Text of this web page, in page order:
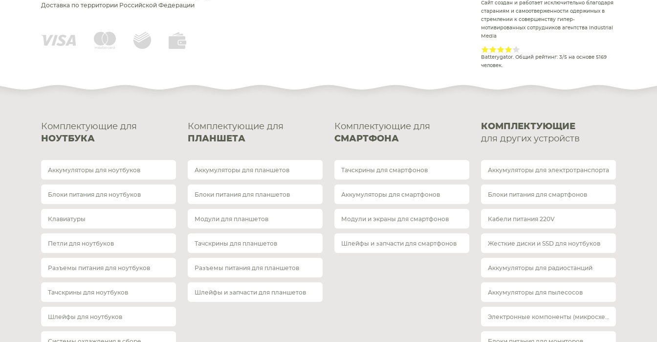
Доставка по территории Российской Федерации
Сайт создан и работает исключительно благодаря
стараниям и самоотверженности одержимых в
стремлении к совершенству гипер-
мотивированных сотрудников агентства Industrial
Media
Batterygator. Общий рейтинг: 3/5 на основе 5169
человек.
Комплектующие для
НОУТБУКА
Аккумуляторы для ноутбуков
Блоки питания для ноутбуков
Клавиатуры
Петли для ноутбуков
Разъемы питания для ноутбуков
Тачскрины для ноутбуков
Шлейфы для ноутбуков
Комплектующие для
ПЛАНШЕТА
Аккумуляторы для планшетов
Блоки питания для планшетов
Модули для планшетов
Тачскрины для планшетов
Разъемы питания для планшетов
Шлейфы и запчасти для планшетов
Комплектующие для
СМАРТФОНА
Тачскрины для смартфонов
Аккумуляторы для смартфонов
Модули и экраны для смартфонов
Шлейфы и запчасти для смартфонов
КОМПЛЕКТУЮЩИЕ
для других устройств
Аккумуляторы для электротранспорта
Блоки питания для смартфонов
Кабели питания 220V
Жесткие диски и SSD для ноутбуков
Аккумуляторы для радиостанций
Аккумуляторы для пылесосов